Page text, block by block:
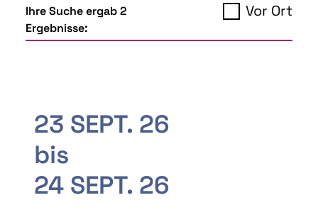
Ihre Suche ergab 2
Ergebnisse:
Vor Ort
23 SEPT. 26
bis
24 SEPT. 26